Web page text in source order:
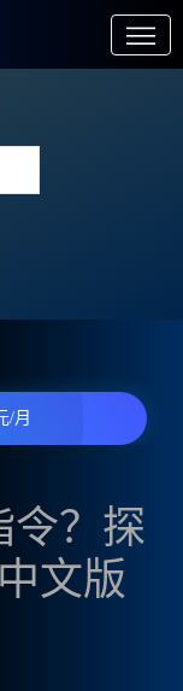
/月
令？探
文版